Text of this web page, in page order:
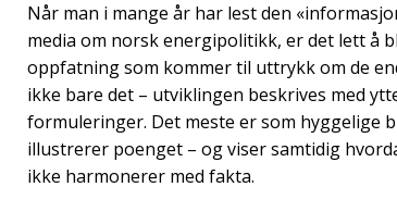
Når man i mange år har lest den
media om norsk energipolitikk, er det lett å
oppfatning som kommer til uttrykk om de
ikke bare det – utviklingen beskrives med
formuleringer. Det meste er som hyggelige
illustrerer poenget – og viser samtidig
ikke harmonerer med fakta.